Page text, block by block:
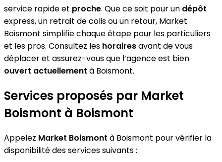
service rapide et proche. Que ce soit pour un dépôt
express, un retrait de colis ou un retour, Market
Boismont simplifie chaque étape pour les particuliers
et les pros. Consultez les horairesavant de vous
déplacer et assurez-vous que l’agence est bien
ouvert actuellement à Boismont.
Services proposés par Market
Boismont à Boismont
Appelez Market Boismont à Boismont pour vérifier la
disponibilité des services suivants :